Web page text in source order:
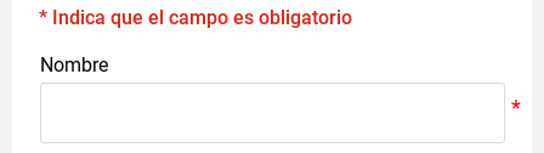
* Indica que el campo es obligatorio
Nombre